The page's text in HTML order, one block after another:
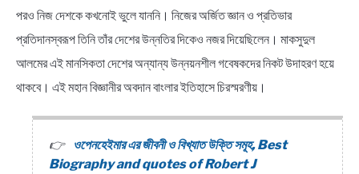
পরও নিজ দেশকে কখনোই ভুলে যাননি। নিজের অর্জিত জ্ঞান ও প্রতিভার
প্রতিদানস্বরূপ তিনি তাঁর দেশের উন্নতির দিকেও নজর দিয়েছিলেন। মাকসুদুল
আলমের এই মানসিকতা দেশের অন্যান্য উন্নয়নশীল গবেষকদের নিকট উদাহরণ হয়ে
থাকবে। এই মহান বিজ্ঞানীর অবদান বাংলার ইতিহাসে চিরস্মরণীয়।
ওপেনহেইমার এর জীবনী ও বিখ্যাত উক্তি সমূহ, Best
Biography and quotes of Robert J